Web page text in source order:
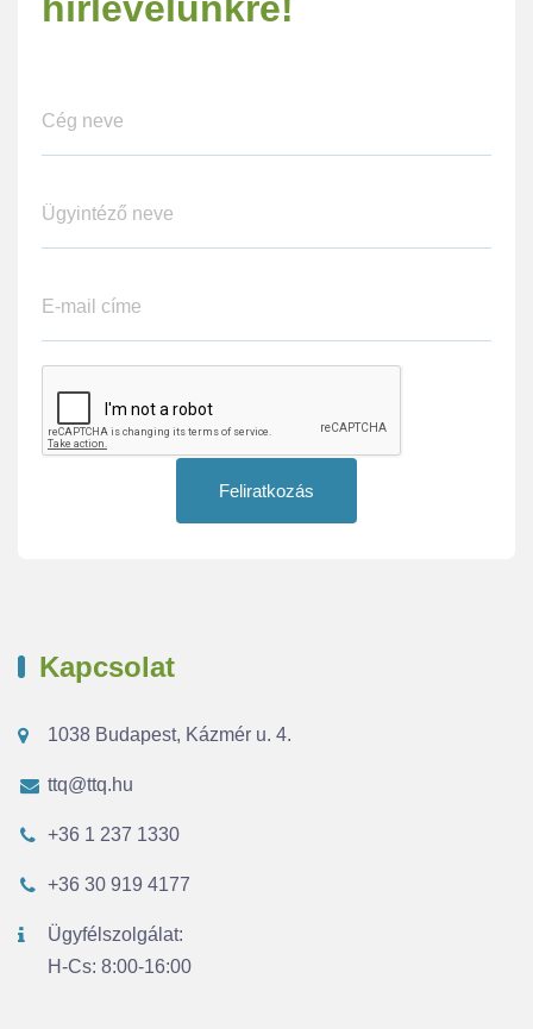
hírlevelünkre!
Feliratkozás
Kapcsolat
1038 Budapest, Kázmér u. 4.
ttq@ttq.hu
+36 1 237 1330
+36 30 919 4177
Ügyfélszolgálat:
H-Cs: 8:00-16:00